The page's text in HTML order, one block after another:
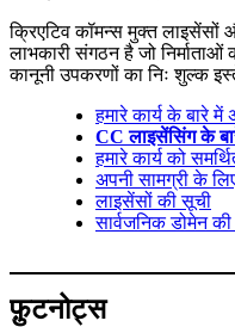
क्रिएटिव कॉमन्स मुक्त लाइसेंसों
लाभकारी संगठन है जो
कानूनी उपकरणों का निः शुल्क
हमारे कार्य के बारे
CC लाइसेंसिंग के
हमारे कार्य को
अपनी सामग्री के
लाइसेंसों की सूची
सार्वजनिक डोमेन
फ़ुटनोट्स